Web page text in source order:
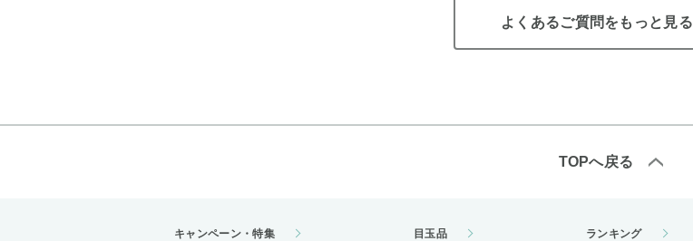
よくあるご質問をもっと見る
TOPへ戻る
キャンペーン・特集 目玉品 ランキング